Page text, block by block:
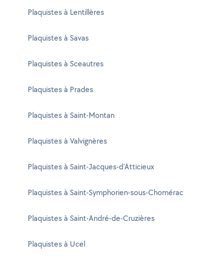
Plaquistes à Lentillères
Plaquistes à Savas
Plaquistes à Sceautres
Plaquistes à Prades
Plaquistes à Saint-Montan
Plaquistes à Valvignères
Plaquistes à Saint-Jacques-d'Atticieux
Plaquistes à Saint-Symphorien-sous-Chomérac
Plaquistes à Saint-André-de-Cruzières
Plaquistes à Ucel